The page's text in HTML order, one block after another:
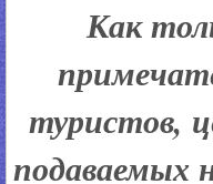
Как
туристов,
подаваемых